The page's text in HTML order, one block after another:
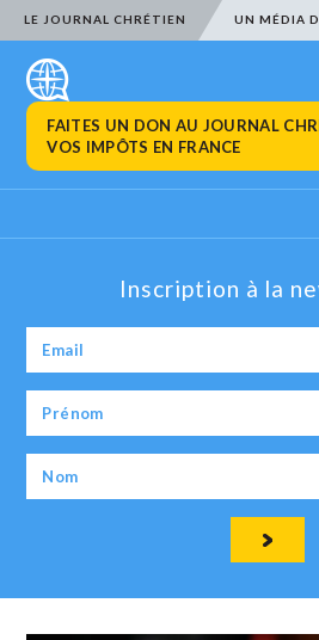
LE JOURNAL CHRÉTIEN UN MÉDIA
FAITES UN DON AU JOURNAL
VOS IMPÔTS EN FRANCE
Inscription à la